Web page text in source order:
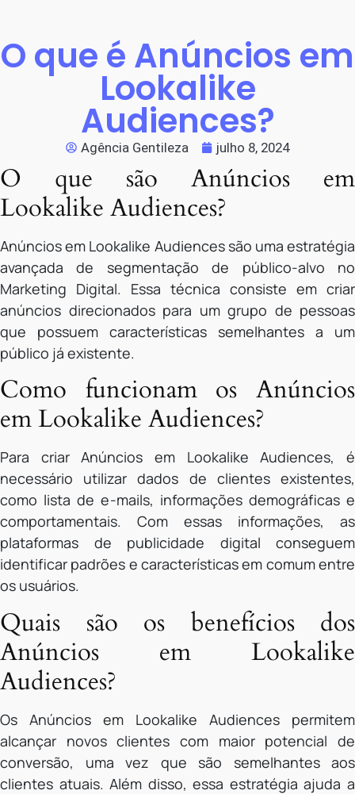
O que é Anúncios em
Lookalike
Audiences?
Agência Gentileza julho 8, 2024
O que são Anúncios em
Lookalike Audiences?
Anúncios em Lookalike Audiences são uma estratégia
avançada de segmentação de público-alvo no
Marketing Digital. Essa técnica consiste em criar
anúncios direcionados para um grupo de pessoas
que possuem características semelhantes a um
público já existente.
Como funcionam os Anúncios
em Lookalike Audiences?
Para criar Anúncios em Lookalike Audiences, é
necessário utilizar dados de clientes existentes,
como lista de e-mails, informações demográficas e
comportamentais. Com essas informações, as
plataformas de publicidade digital conseguem
identificar padrões e características em comum entre
os usuários.
Quais são os benefícios dos
Anúncios em Lookalike
Audiences?
Os Anúncios em Lookalike Audiences permitem
alcançar novos clientes com maior potencial de
conversão, uma vez que são semelhantes aos
clientes atuais. Além disso, essa estratégia ajuda a